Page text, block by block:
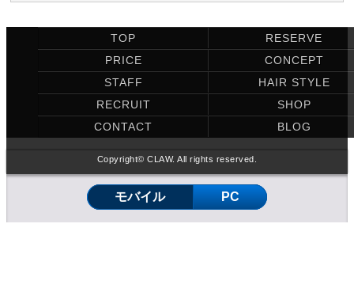
TOP
RESERVE
PRICE
CONCEPT
STAFF
HAIR STYLE
RECRUIT
SHOP
CONTACT
BLOG
Copyright© CLAW. All rights reserved.
モバイル PC